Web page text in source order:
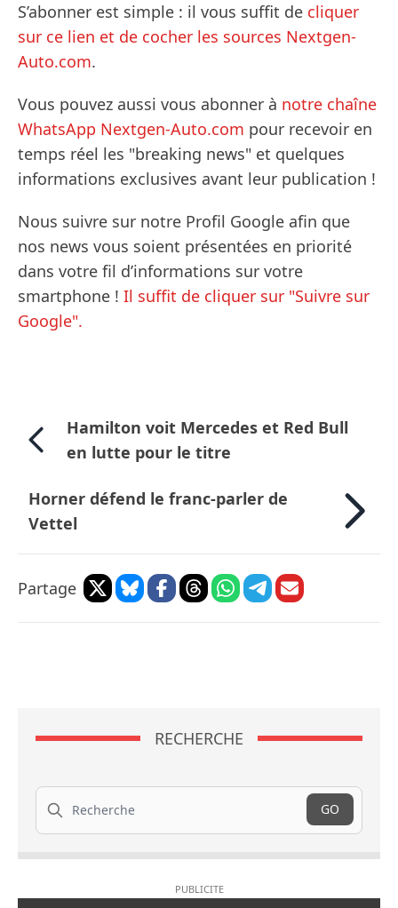
S’abonner est simple : il vous suffit de cliquer
sur ce lien et de cocher les sources Nextgen-
Auto.com.
Vous pouvez aussi vous abonner à notre chaîne
WhatsApp Nextgen-Auto.com pour recevoir en
temps réel les "breaking news" et quelques
informations exclusives avant leur publication !
Nous suivre sur notre Profil Google afin que
nos news vous soient présentées en priorité
dans votre fil d’informations sur votre
smartphone ! Il suffit de cliquer sur "Suivre sur
Google".
Hamilton voit Mercedes et Red Bull
en lutte pour le titre
Horner défend le franc-parler de
Vettel
Partage
RECHERCHE
Recherche
GO